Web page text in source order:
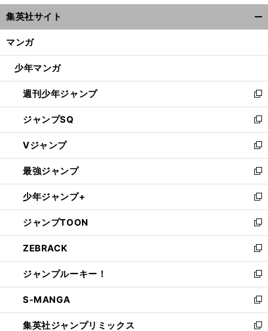
ウ
ィ
ン
ウ
開
く
集英社サイト
マンガ
少年マンガ
週刊少年ジャンプ
新
し
い
ウ
ィ
ン
ド
ウ
で
開
く
ジャンプSQ
新
し
い
ウ
ィ
ン
ド
ウ
で
開
く
Vジャンプ
新
し
い
ウ
ィ
ン
ド
ウ
で
開
く
最強ジャンプ
新
し
い
ウ
ィ
ン
ド
ウ
で
開
く
少年ジャンプ+
新
し
い
ウ
ィ
ン
ド
ウ
で
開
く
ジャンプTOON
新
し
い
ウ
ィ
ン
ド
ウ
で
ZEBRACK
新
し
い
ウ
ィ
ン
ド
ジャンプルーキー！
新
し
い
ウ
ィ
S-MANGA
新
し
い
集英社ジャンプリミックス
新